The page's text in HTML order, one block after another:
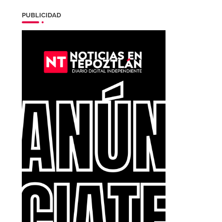
PUBLICIDAD